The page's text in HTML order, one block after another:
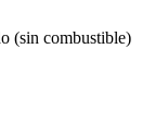
(sin combustible)